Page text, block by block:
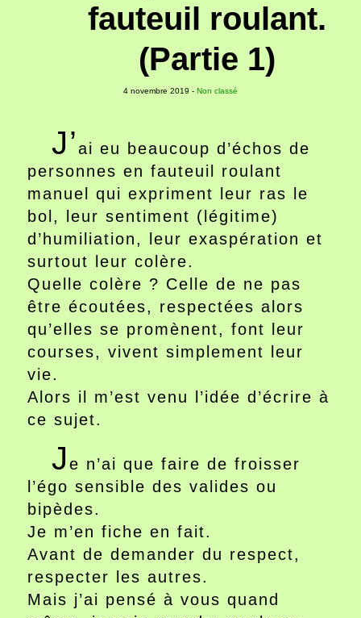
fauteuil roulant.
(Partie 1)
4 novembre 2019 - Non classé
J’ai eu beaucoup d’échos de
personnes en fauteuil roulant
manuel qui expriment leur ras le
bol, leur sentiment (légitime)
d’humiliation, leur exaspération et
surtout leur colère.
Quelle colère ? Celle de ne pas
être écoutées, respectées alors
qu’elles se promènent, font leur
courses, vivent simplement leur
vie.
Alors il m’est venu l’idée d’écrire à
ce sujet.
Je n’ai que faire de froisser
l’égo sensible des valides ou
bipèdes.
Je m’en fiche en fait.
Avant de demander du respect,
respecter les autres.
Mais j’ai pensé à vous quand